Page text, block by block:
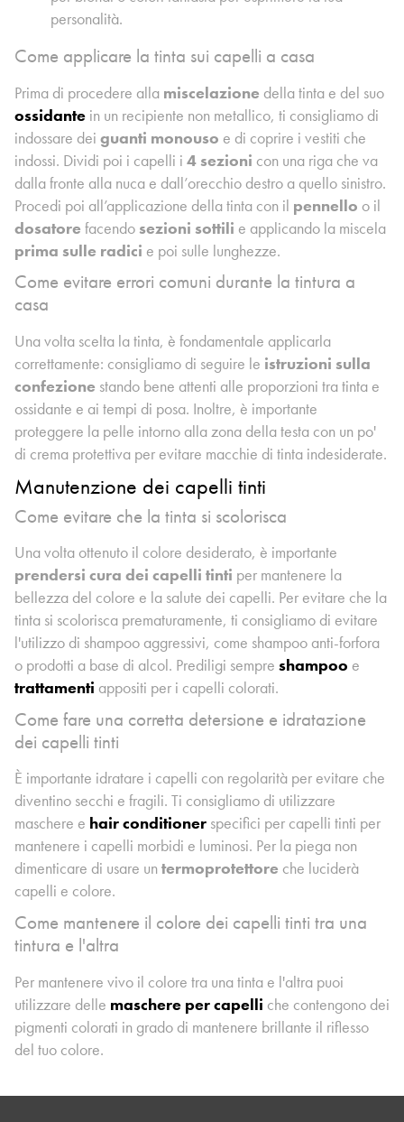
personalità.
Come applicare la tinta sui capelli a casa
Prima di procedere alla miscelazione della tinta e del suo
ossidante in un recipiente non metallico, ti consigliamo di
indossare dei guanti monouso e di coprire i vestiti che
indossi. Dividi poi i capelli i 4 sezioni con una riga che va
dalla fronte alla nuca e dall’orecchio destro a quello sinistro.
Procedi poi all’applicazione della tinta con il pennello o il
dosatore facendo sezioni sottili e applicando la miscela
prima sulle radici e poi sulle lunghezze.
Come evitare errori comuni durante la tintura a
casa
Una volta scelta la tinta, è fondamentale applicarla
correttamente: consigliamo di seguire le istruzioni sulla
confezione stando bene attenti alle proporzioni tra tinta e
ossidante e ai tempi di posa. Inoltre, è importante
proteggere la pelle intorno alla zona della testa con un po'
di crema protettiva per evitare macchie di tinta indesiderate.
Manutenzione dei capelli tinti
Come evitare che la tinta si scolorisca
Una volta ottenuto il colore desiderato, è importante
prendersi cura dei capelli tinti per mantenere la
bellezza del colore e la salute dei capelli. Per evitare che la
tinta si scolorisca prematuramente, ti consigliamo di evitare
l'utilizzo di shampoo aggressivi, come shampoo anti-forfora
o prodotti a base di alcol. Prediligi sempre shampoo e
trattamenti appositi per i capelli colorati.
Come fare una corretta detersione e idratazione
dei capelli tinti
È importante idratare i capelli con regolarità per evitare che
diventino secchi e fragili. Ti consigliamo di utilizzare
maschere e hair conditioner specifici per capelli tinti per
mantenere i capelli morbidi e luminosi. Per la piega non
dimenticare di usare untermoprotettore che luciderà
capelli e colore.
Come mantenere il colore dei capelli tinti tra una
tintura e l'altra
Per mantenere vivo il colore tra una tinta e l'altra puoi
utilizzare delle maschere per capelli che contengono dei
pigmenti colorati in grado di mantenere brillante il riflesso
del tuo colore.